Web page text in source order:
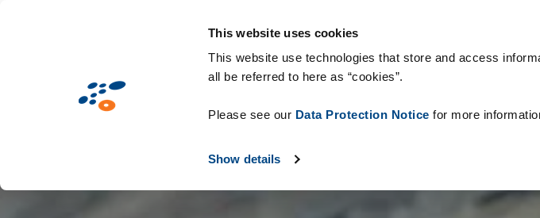
This website uses cookies
This website use technologies that store and access
all be referred to here as “cookies”.
Please see our Data Protection Notice for more
Show details
Mercati Tecnologie & Consumabili